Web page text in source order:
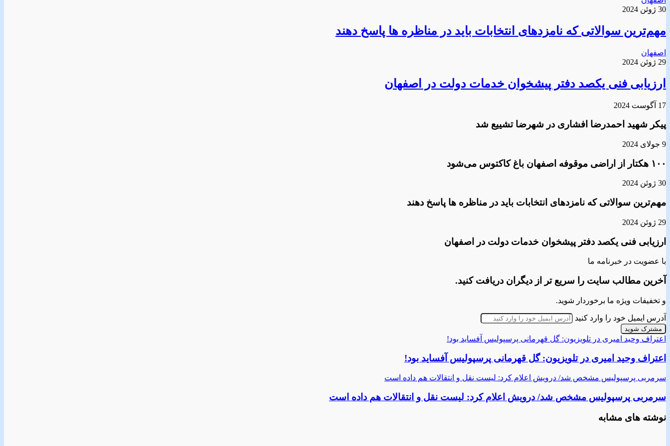
30 ژوئن 2024
مهم‌ترین سوالاتی که نامزدهای انتخابات باید در مناظره ها پاسخ دهند
اصفهان
29 ژوئن 2024
ارزیابی فنی یکصد دفتر پیشخوان خدمات دولت در اصفهان
17 آگوست 2024
پیکر شهید احمدرضا افشاری در شهرضا تشییع شد
9 جولای 2024
۱۰۰ هکتار از اراضی موقوفه اصفهان باغ کاکتوس می‌شود
30 ژوئن 2024
مهم‌ترین سوالاتی که نامزدهای انتخابات باید در مناظره ها پاسخ دهند
29 ژوئن 2024
ارزیابی فنی یکصد دفتر پیشخوان خدمات دولت در اصفهان
با عضویت در خبرنامه ما
آخرین مطالب سایت را سریع تر از دیگران دریافت کنید.
و تخفیفات ویژه ما برخوردار شوید.
آدرس ایمیل خود را وارد کنید
اعتراف وحید امیری در تلویزیون: گل قهرمانی پرسپولیس آفساید بود!
اعتراف وحید امیری در تلویزیون: گل قهرمانی پرسپولیس آفساید بود!
سرمربی پرسپولیس مشخص شد/ درویش اعلام کرد: لیست نقل و انتقالات هم داده است
سرمربی پرسپولیس مشخص شد/ درویش اعلام کرد: لیست نقل و انتقالات هم داده است
نوشته های مشابه